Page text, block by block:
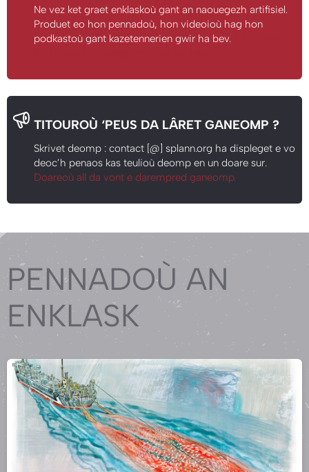
Ne vez ket graet enklaskoù gant an naouegezh artifisiel.
Produet eo hon pennadoù, hon videoioù hag hon
podkastoù gant kazetennerien gwir ha bev.
TITOUROÙ ‘PEUS DA LÂRET GANEOMP ?
Skrivet deomp : contact [@] splann.org ha displeget e vo
deoc’h penaos kas teulioù deomp en un doare sur.
Doareoù all da vont e darempred ganeomp.
PENNADOÙ AN
ENKLASK